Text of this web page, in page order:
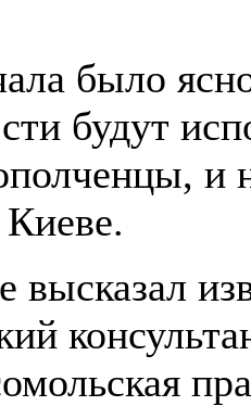
было
будут
и
высказал